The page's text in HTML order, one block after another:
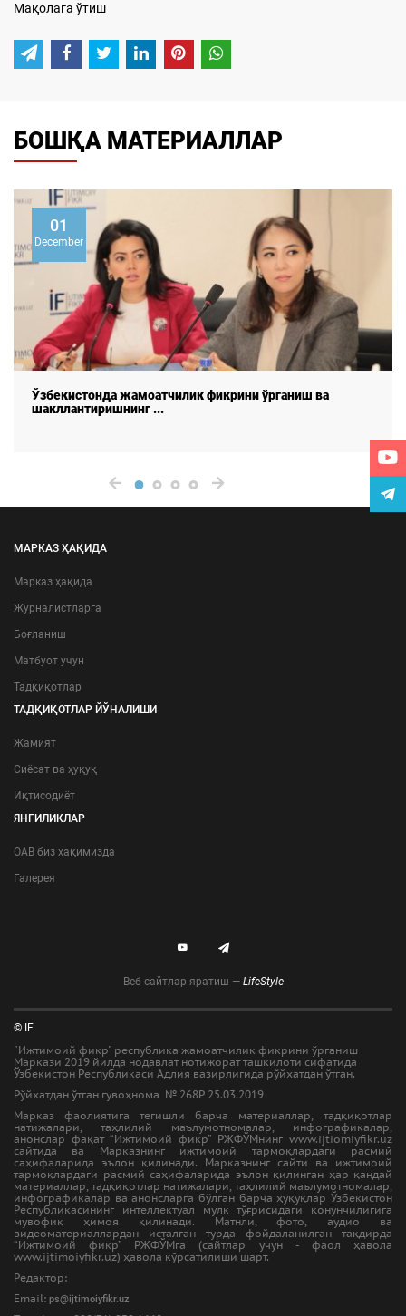
Мақолага ўтиш
БОШҚА МАТЕРИАЛЛАР
June
Коррупция – жамоатчилик фикри кўзгусида
МАРКАЗ ҲАҚИДА
Марказ ҳақида
Журналистларга
Боғланиш
Матбуот учун
Тадқиқотлар
ТАДҚИҚОТЛАР ЙЎНАЛИШИ
Жамият
Сиёсат ва ҳуқуқ
Иқтисодиёт
ЯНГИЛИКЛАР
ОАВ биз ҳақимизда
Галерея
Веб-сайтлар яратиш — LifeStyle
© IF
"Ижтимоий фикр" республика жамоатчилик фикрини ўрганиш
Маркази 2019 йилда нодавлат нотижорат ташкилоти сифатида
Ўзбекистон Республикаси Адлия вазирлигида рўйхатдан ўтган.
Рўйхатдан ўтган гувоҳнома № 268Р 25.03.2019
Марказ фаолиятига тегишли барча материаллар, тадқиқотлар
натижалари, таҳлилий маълумотномалар, инфографикалар,
анонслар фақат “Ижтимоий фикр” РЖФЎМнинг www.ijtiomiyfikr.uz
сайтида ва Марказнинг ижтимоий тармоқлардаги расмий
саҳифаларида эълон қилинади. Марказнинг сайти ва ижтимоий
тармоқлардаги расмий саҳифаларида эълон қилинган ҳар қандай
материаллар, тадқиқотлар натижалари, таҳлилий маълумотномалар,
инфографикалар ва анонсларга бўлган барча ҳуқуқлар Ўзбекистон
Республикасининг интеллектуал мулк тўғрисидаги қонунчилигига
мувофиқ ҳимоя қилинади. Матнли, фото, аудио ва
видеоматериаллардан исталган турда фойдаланилган тақдирда
“Ижтимоий фикр” РЖФЎМга (сайтлар учун - фаол ҳавола
www.ijtimoiyfikr.uz) ҳавола кўрсатилиши шарт.
Редактор:
Email: ps@ijtimoiyfikr.uz